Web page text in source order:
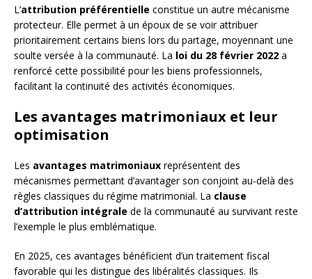
L’attribution préférentielle constitue un autre mécanisme
protecteur. Elle permet à un époux de se voir attribuer
prioritairement certains biens lors du partage, moyennant une
soulte versée à la communauté. La loi du 28 février 2022 a
renforcé cette possibilité pour les biens professionnels,
facilitant la continuité des activités économiques.
Les avantages matrimoniaux et leur
optimisation
Les avantages matrimoniaux représentent des
mécanismes permettant d’avantager son conjoint au-delà des
règles classiques du régime matrimonial. La clause
d’attribution intégrale de la communauté au survivant reste
l’exemple le plus emblématique.
En 2025, ces avantages bénéficient d’un traitement fiscal
favorable qui les distingue des libéralités classiques. Ils